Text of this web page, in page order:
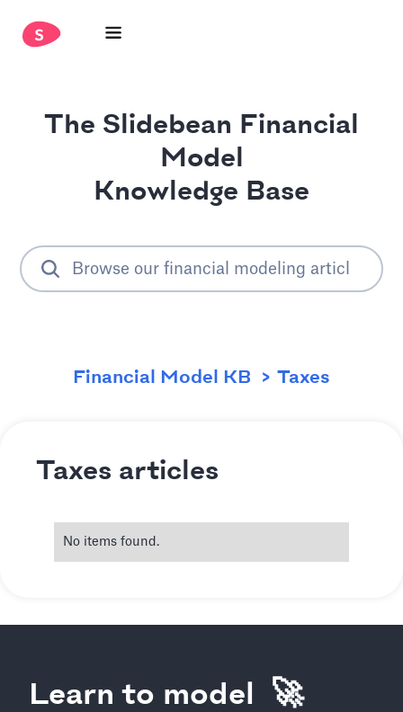
The Slidebean Financial
Model
Knowledge Base
Financial Model KB Taxes
Taxes articles
No items found.
Learn to model 🚀